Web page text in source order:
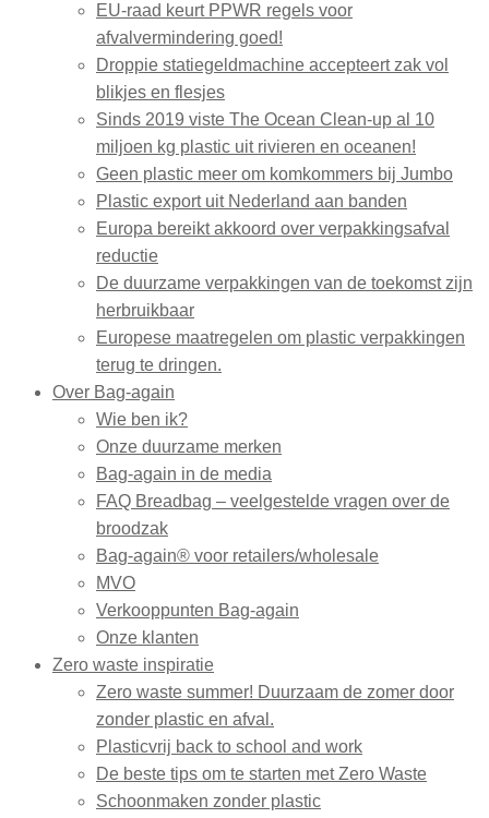
EU-raad keurt PPWR regels voor
afvalvermindering goed!
Droppie statiegeldmachine accepteert zak vol
blikjes en flesjes
Sinds 2019 viste The Ocean Clean-up al 10
miljoen kg plastic uit rivieren en oceanen!
Geen plastic meer om komkommers bij Jumbo
Plastic export uit Nederland aan banden
Europa bereikt akkoord over verpakkingsafval
reductie
De duurzame verpakkingen van de toekomst zijn
herbruikbaar
Europese maatregelen om plastic verpakkingen
terug te dringen.
Over Bag-again
Wie ben ik?
Onze duurzame merken
Bag-again in de media
FAQ Breadbag – veelgestelde vragen over de
broodzak
Bag-again® voor retailers/wholesale
MVO
Verkooppunten Bag-again
Onze klanten
Zero waste inspiratie
Zero waste summer! Duurzaam de zomer door
zonder plastic en afval.
Plasticvrij back to school and work
De beste tips om te starten met Zero Waste
Schoonmaken zonder plastic